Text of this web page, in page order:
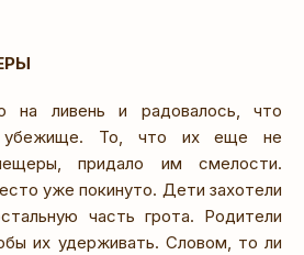
на ливень и радовалось, что
убежище. То, что их еще не
придало им смелости.
уже покинуто. Дети захотели
часть грота. Родители
их удерживать. Словом, то ли